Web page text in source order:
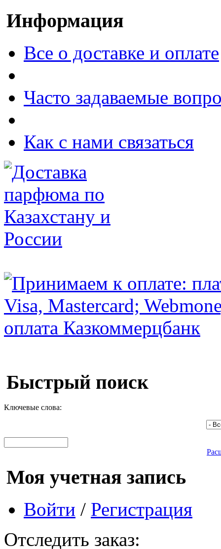
Информация
Все о доставке и оплате
Часто задаваемые
Как с нами связаться
Быстрый поиск
Ключевые слова:
Моя учетная запись
Войти / Регистрация
Отследить заказ: